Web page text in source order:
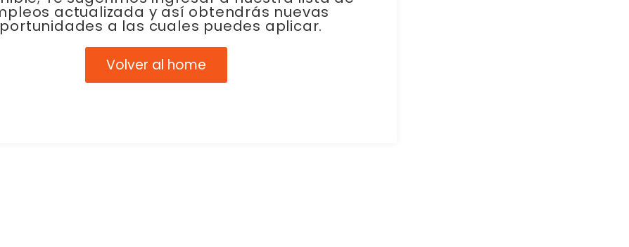
actualizada y así obtendrás nuevas
a las cuales puedes aplicar.
Volver al home